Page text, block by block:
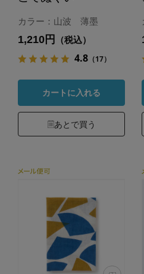
カラー：山波 薄墨
1,210円 （税込）
4.8（17）
カートに入れる
あとで買う